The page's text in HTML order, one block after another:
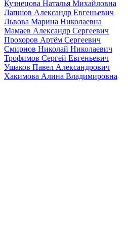
Кузнецова Наталья Михайловна
Лапшов Александр Евгеньевич
Львова Марина Николаевна
Мамаев Александр Сергеевич
Прохоров Артём Сергеевич
Смирнов Николай Николаевич
Трофимов Сергей Евгеньевич
Ушаков Павел Александрович
Хакимова Алина Владимировна